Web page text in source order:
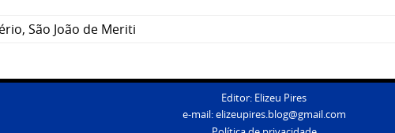
, São João de Meriti
Editor: Elizeu Pires
e-mail:elizeupires.blog@gmail.com